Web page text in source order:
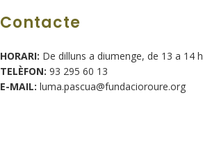
Contacte
HORARI: De dilluns a diumenge, de 13 a 14 h
TELÈFON: 93 295 60 13
E-MAIL: luma.pascua@fundacioroure.org